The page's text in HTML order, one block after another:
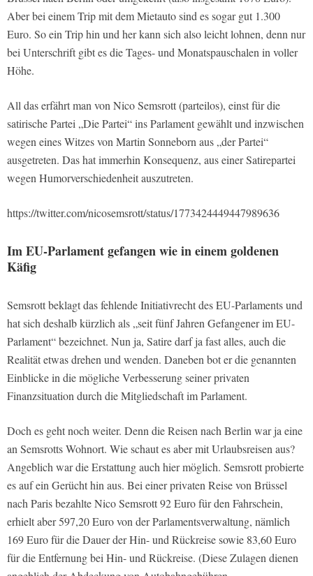
Aber bei einem Trip mit dem Mietauto sind es sogar gut 1.300
Euro. So ein Trip hin und her kann sich also leicht lohnen, denn nur
bei Unterschrift gibt es die Tages- und Monatspauschalen in voller
Höhe.
All das erfährt man von Nico Semsrott (parteilos), einst für die
satirische Partei „Die Partei“ ins Parlament gewählt und inzwischen
wegen eines Witzes von Martin Sonneborn aus „der Partei“
ausgetreten. Das hat immerhin Konsequenz, aus einer Satirepartei
wegen Humorverschiedenheit auszutreten.
https://twitter.com/nicosemsrott/status/1773424449447989636
Im EU-Parlament gefangen wie in einem goldenen
Käfig
Semsrott beklagt das fehlende Initiativrecht des EU-Parlaments und
hat sich deshalb kürzlich als „seit fünf Jahren Gefangener im EU-
Parlament“ bezeichnet. Nun ja, Satire darf ja fast alles, auch die
Realität etwas drehen und wenden. Daneben bot er die genannten
Einblicke in die mögliche Verbesserung seiner privaten
Finanzsituation durch die Mitgliedschaft im Parlament.
Doch es geht noch weiter. Denn die Reisen nach Berlin war ja eine
an Semsrotts Wohnort. Wie schaut es aber mit Urlaubsreisen aus?
Angeblich war die Erstattung auch hier möglich. Semsrott probierte
es auf ein Gerücht hin aus. Bei einer privaten Reise von Brüssel
nach Paris bezahlte Nico Semsrott 92 Euro für den Fahrschein,
erhielt aber 597,20 Euro von der Parlamentsverwaltung, nämlich
169 Euro für die Dauer der Hin- und Rückreise sowie 83,60 Euro
für die Entfernung bei Hin- und Rückreise. (Diese Zulagen dienen